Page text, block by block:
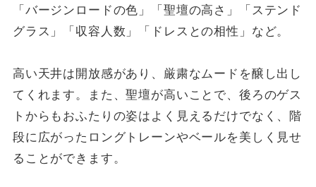
「バージンロードの色」「聖壇の高さ」「ステンド
グラス」「収容人数」「ドレスとの相性」など。
高い天井は開放感があり、厳粛なムードを醸し出し
てくれます。また、聖壇が高いことで、後ろのゲス
トからもおふたりの姿はよく見えるだけでなく、階
段に広がったロングトレーンやベールを美しく見せ
ることができます。